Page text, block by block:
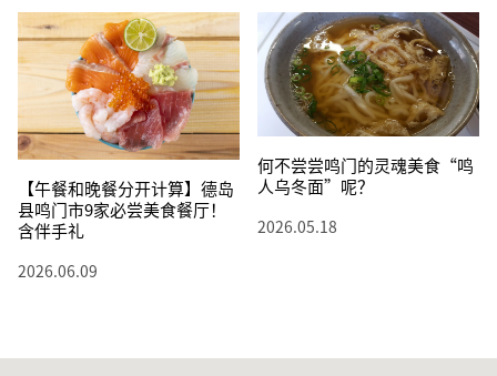
【午餐和晚餐分开计算】德岛
县鸣门市9家必尝美食餐厅！
含伴手礼
2026.06.09
何不尝尝鸣门的灵魂美食“鸣
人乌冬面”呢？
2026.05.18